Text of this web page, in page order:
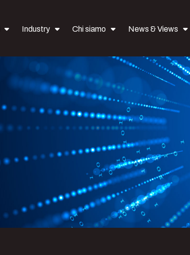
Industry Chi siamo News & Views